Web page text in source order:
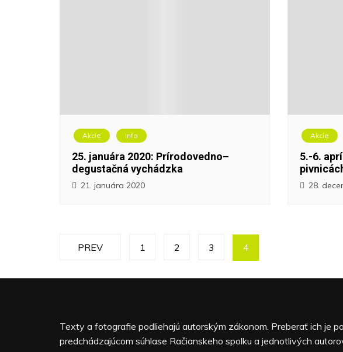
Akcie Info
25. januára 2020: Prírodovedno–
degustačná vychádzka
21. januára 2020
Akcie
5.-6.
28.
á
n
PREV 1 2 3 4
Texty a fotografie podliehajú autorským zákonom. Preberať ich je
predchádzajúcom súhlase Račianskeho spolku a jednotlivých